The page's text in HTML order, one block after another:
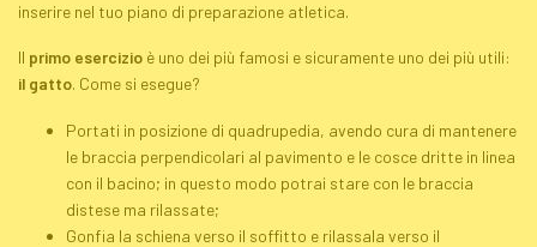
inserire nel tuo piano di preparazione atletica.
Il primo esercizio è uno dei più famosi e sicuramente uno dei più utili:
il gatto. Come si esegue?
Portati in posizione di quadrupedia, avendo cura di mantenere
le braccia perpendicolari al pavimento e le cosce dritte in linea
con il bacino; in questo modo potrai stare con le braccia
distese ma rilassate;
Gonfia la schiena verso il soffitto e rilassala verso il